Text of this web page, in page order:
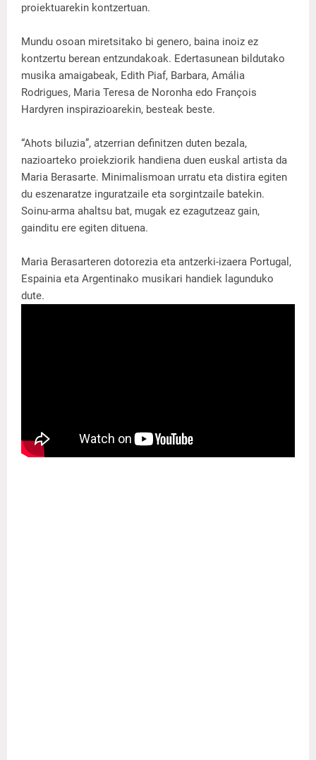
proiektuarekin kontzertuan.
Mundu osoan miretsitako bi genero, baina inoiz ez
kontzertu berean entzundakoak. Edertasunean bildutako
musika amaigabeak, Edith Piaf, Barbara, Amália
Rodrigues, Maria Teresa de Noronha edo François
Hardyren inspirazioarekin, besteak beste.
“Ahots biluzia”, atzerrian definitzen duten bezala,
nazioarteko proiekziorik handiena duen euskal artista da
Maria Berasarte. Minimalismoan urratu eta distira egiten
du eszenaratze inguratzaile eta sorgintzaile batekin.
Soinu-arma ahaltsu bat, mugak ez ezagutzeaz gain,
gainditu ere egiten dituena.
Maria Berasarteren dotorezia eta antzerki-izaera Portugal,
Espainia eta Argentinako musikari handiek lagunduko
dute.